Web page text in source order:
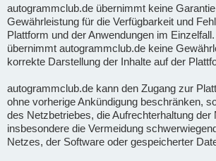
autogrammclub.de übernimmt keine
Gewährleistung für die Verfügbarkeit und
Plattform und der Anwendungen im
übernimmt autogrammclub.de keine
korrekte Darstellung der Inhalte auf der
autogrammclub.de kann den Zugang zur
ohne vorherige Ankündigung beschränken,
des Netzbetriebes, die Aufrechterhaltung der
insbesondere die Vermeidung
Netzes, der Software oder gespeicherter